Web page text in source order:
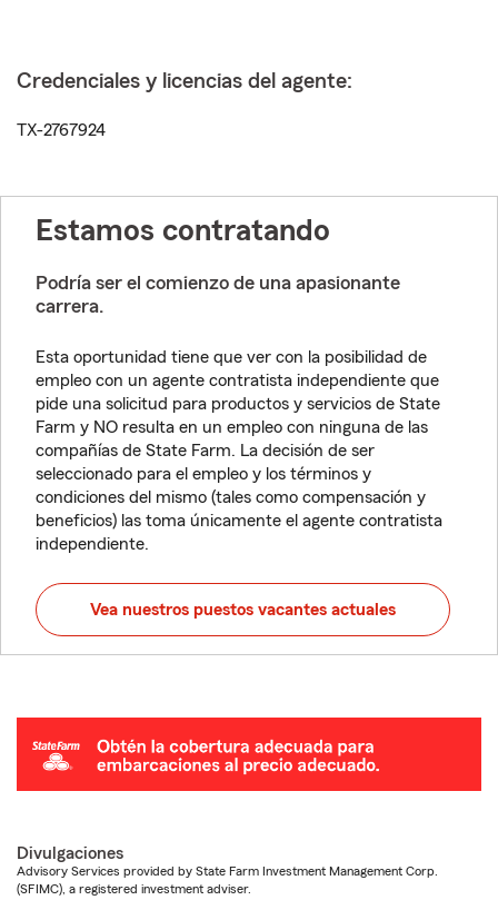
Credenciales y licencias del agente:
TX-2767924
Estamos contratando
Podría ser el comienzo de una apasionante
carrera.
Esta oportunidad tiene que ver con la posibilidad de
empleo con un agente contratista independiente que
pide una solicitud para productos y servicios de State
Farm y NO resulta en un empleo con ninguna de las
compañías de State Farm. La decisión de ser
seleccionado para el empleo y los términos y
condiciones del mismo (tales como compensación y
beneficios) las toma únicamente el agente contratista
independiente.
Vea nuestros puestos vacantes actuales
Divulgaciones
Advisory Services provided by State Farm Investment Management Corp.
(SFIMC), a registered investment adviser.